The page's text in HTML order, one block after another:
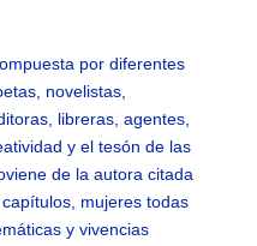
por diferentes
novelistas,
libreras, agentes,
y el tesón de las
de la autora citada
mujeres todas
y vivencias